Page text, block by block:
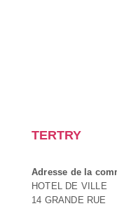
TERTRY
Adresse de la
HOTEL DE VILLE
14 GRANDE RUE